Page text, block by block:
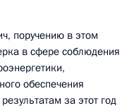
поручению в этом
в сфере соблюдения
обеспечения
за этот год